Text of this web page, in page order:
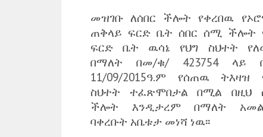
መዝገቡ ለሰበር ችሎት የቀረበዉ
ጠቅላይ ፍርድ ቤት ሰበር ሰሚ ችሎት
ፍርድ ቤት ዉሳኔ የህግ ስህተት
በማለት በመ/ቁ/ 423754 ላይ
11/09/2015ዓ.ም የሰጠዉ ትእዛዝ
ስህተት ተፈጽሞበታል በሚል በዚህ
ችሎት እንዲታረም በማለት
ባቀረቡት አቤቱታ መነሻ ነዉ፡፡